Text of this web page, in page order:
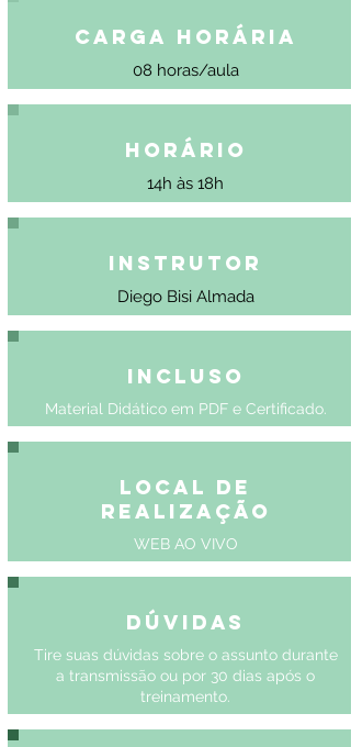
Carga Horária
08 horas/aula
Horário
14h às 18h
Instrutor
Diego Bisi Almada
Incluso
Material Didático em PDF e Certificado.
Local de
Realização
WEB AO VIVO
Dúvidas
Tire suas dúvidas sobre o assunto durante
a transmissão ou por 30 dias após o
treinamento.